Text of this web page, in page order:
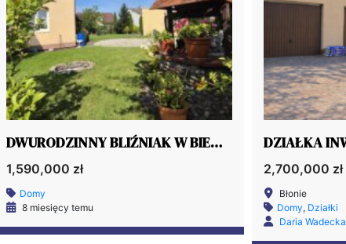
DWURODZINNY BLIŹNIAK W BIENIEWICACH
1,590,000 zł
Domy
8 miesięcy temu
2,700,000 zł
Błonie
Domy, Działki
Daria Wadecka